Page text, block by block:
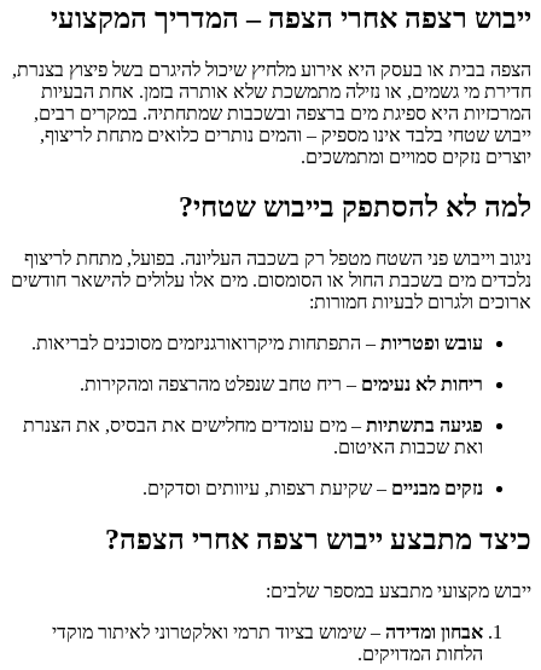
ייבוש רצפה אחרי הצפה – המדריך המקצועי
הצפה בבית או בעסק היא אירוע מלחיץ שיכול להיגרם בשל פיצוץ בצנרת,
חדירת מי גשמים, או נזילה מתמשכת שלא אותרה בזמן. אחת הבעיות
המרכזיות היא ספיגת מים ברצפה ובשכבות שמתחתיה. במקרים רבים,
ייבוש שטחי בלבד אינו מספיק – והמים נותרים כלואים מתחת לריצוף,
יוצרים נזקים סמויים ומתמשכים.
למה לא להסתפק בייבוש שטחי?
ניגוב וייבוש פני השטח מטפל רק בשכבה העליונה. בפועל, מתחת לריצוף
נלכדים מים בשכבת החול או הסומסום. מים אלו עלולים להישאר חודשים
ארוכים ולגרום לבעיות חמורות:
עובש ופטריות – התפתחות מיקרואורגניזמים מסוכנים לבריאות.
ריחות לא נעימים – ריח טחב שנפלט מהרצפה ומהקירות.
פגיעה בתשתיות – מים עומדים מחלישים את הבסיס, את הצנרת
ואת שכבות האיטום.
נזקים מבניים – שקיעת רצפות, עיוותים וסדקים.
כיצד מתבצע ייבוש רצפה אחרי הצפה?
ייבוש מקצועי מתבצע במספר שלבים:
אבחון ומדידה – שימוש בציוד תרמי ואלקטרוני לאיתור מוקדי
הלחות המדויקים.